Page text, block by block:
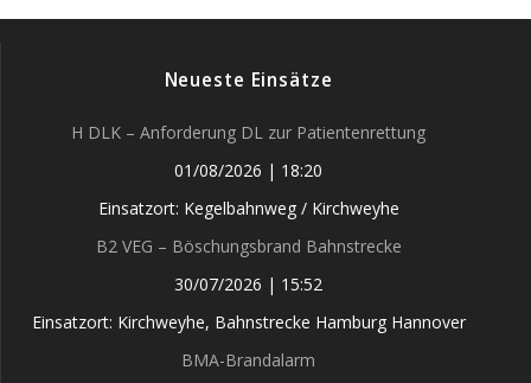
Neueste Einsätze
H DLK – Anforderung DL zur Patientenrettung
01/08/2026 | 18:20
Einsatzort: Kegelbahnweg / Kirchweyhe
B2 VEG – Böschungsbrand Bahnstrecke
30/07/2026 | 15:52
Einsatzort: Kirchweyhe, Bahnstrecke Hamburg Hannover
BMA-Brandalarm